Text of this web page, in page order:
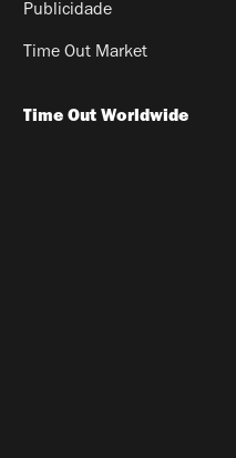
Publicidade
Time Out Market
Time Out Worldwide